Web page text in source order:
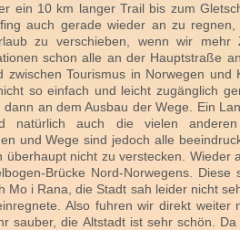
ein 10 km langer Trail bis zum
auch gerade wieder an zu
zu verschieben, wenn wir
schon alle an der Hauptstraße
zwischen Tourismus in Norwegen
so einfach und leicht zugänglich
dann an dem Ausbau der Wege. Ein
natürlich auch die vielen anderen
und Wege sind jedoch alle
überhaupt nicht zu verstecken. Wieder
Brücke Nord-Norwegens.
Mo i Rana, die Stadt sah leider nicht
Also fuhren wir direkt weiter
sauber, die Altstadt ist sehr schön.